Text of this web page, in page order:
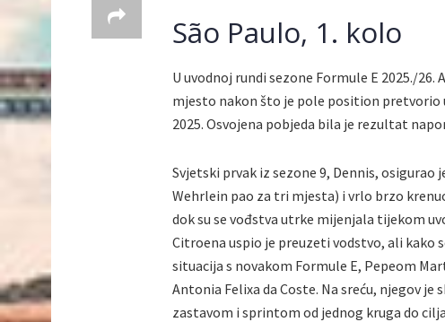
São Paulo, 1. kolo
U uvodnoj rundi sezone Formule E 2025./
mjesto nakon što je pole position pretvorio
2025. Osvojena pobjeda bila je rezultat
Svjetski prvak iz sezone 9, Dennis,
Wehrlein pao za tri mjesta) i vrlo brzo
dok su se vođstva utrke mijenjala tijekom
Citroena uspio je preuzeti vodstvo, ali kako
situacija s novakom Formule E, Pepeom
Antonia Felixa da Coste. Na sreću, njegov
zastavom i sprintom od jednog kruga do